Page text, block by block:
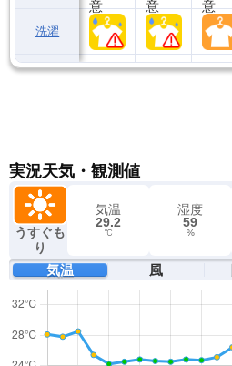
洗濯
実況天気・観測値
うすぐも
り
気温
29.2
℃
湿度
59
%
気温 風